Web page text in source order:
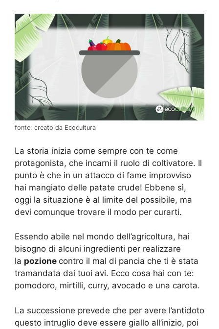
fonte: creato da Ecocultura
La storia inizia come sempre con te come
protagonista, che incarni il ruolo di coltivatore. Il
punto è che in un attacco di fame improvviso
hai mangiato delle patate crude! Ebbene sì,
oggi la situazione è al limite del possibile, ma
devi comunque trovare il modo per curarti.
Essendo abile nel mondo dell’agricoltura, hai
bisogno di alcuni ingredienti per realizzare
la pozione contro il mal di pancia che ti è stata
tramandata dai tuoi avi. Ecco cosa hai con te:
pomodoro, mirtilli, curry, avocado e una carota.
La successione prevede che per avere l’antidoto
questo intruglio deve essere giallo all’inizio, poi